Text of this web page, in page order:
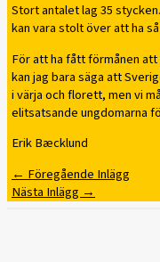
Stort antalet lag 35
kan vara stolt över att ha
För att ha fått förmånen
kan jag bara säga att
i värja och florett, men vi
elitsatsande ungdomarna
Erik Bæcklund
← Föregående Inlägg
Nästa Inlägg →